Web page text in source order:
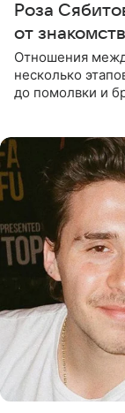
Роза
от
Отношения
несколько
до помолвки и